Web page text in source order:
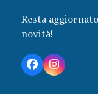
Resta
novità!
Facebook